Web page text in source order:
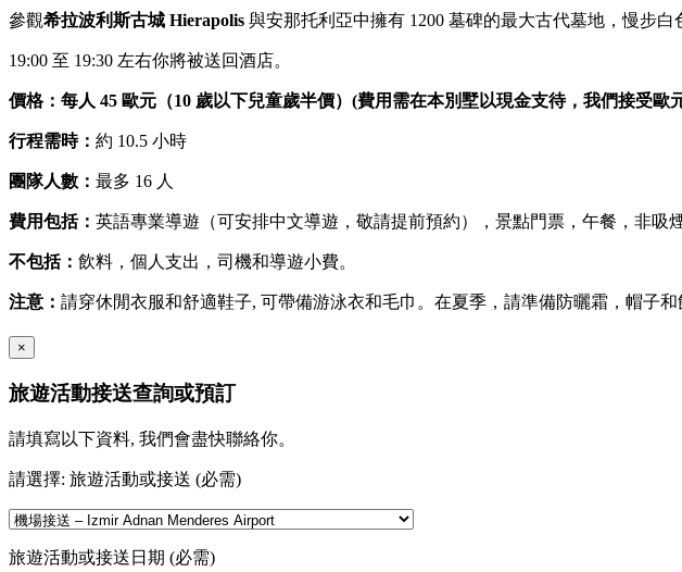
參觀希拉波利斯古城 Hierapolis 與安那托利亞中擁有 1200 墓碑的最大古代墓地，慢步
19:00 至 19:30 左右你將被送回酒店。
價格：每人 45 歐元（10 歲以下兒童歲半價）(費用需在本別墅以現金支待，我們接受
行程需時： 約 10.5 小時
團隊人數： 最多 16 人
費用包括： 英語專業導遊（可安排中文導遊，敬請提前預約），景點門票，午餐，非吸
不包括： 飲料，個人支出，司機和導遊小費。
注意： 請穿休閒衣服和舒適鞋子, 可帶備游泳衣和毛巾。在夏季，請準備防曬霜，帽子和
×
旅遊活動接送查詢或預訂
請填寫以下資料, 我們會盡快聯絡你。
請選擇: 旅遊活動或接送 (必需)
旅遊活動或接送日期 (必需)